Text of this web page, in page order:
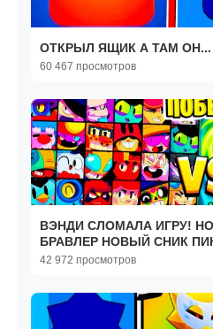
ОТКРЫЛ ЯЩИК А ТАМ ОН...
60 467 просмотров
ВЭНДИ СЛОМАЛА ИГРУ!
БРАВЛЕР НОВЫЙ СНИК ПИК
42 972 просмотров